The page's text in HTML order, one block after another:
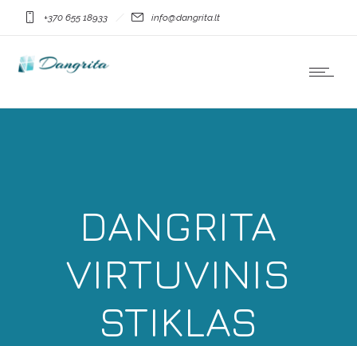
+370 655 18933 info@dangrita.lt
DANGRITA
VIRTUVINIS
STIKLAS